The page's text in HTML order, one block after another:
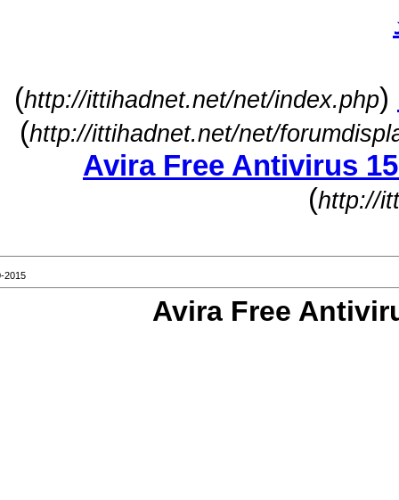
http://ittihadnet.net/net/
)
http://ittihadnet.net/net/
)
(